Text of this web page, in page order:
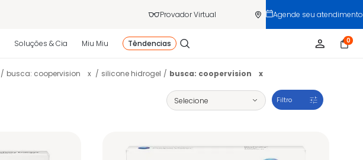
Provador Virtual Agende seu atendimento
Soluções & Cia Miu Miu Têndencias 0
busca: coopervision x silicone hidrogel busca: coopervision x
Filtro